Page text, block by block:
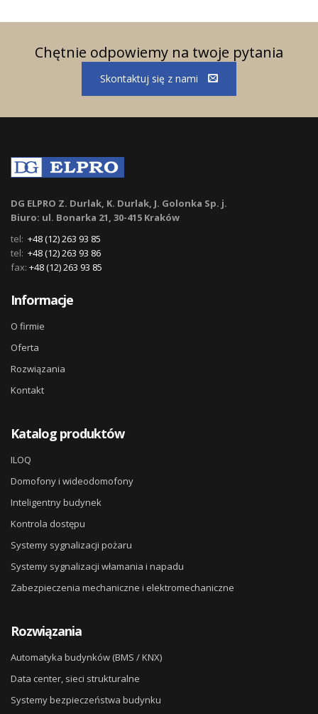
Chętnie odpowiemy na twoje pytania
Skontaktuj się z nami
DG ELPRO Z. Durlak, K. Durlak, J. Golonka Sp. j.
Biuro: ul. Bonarka 21, 30-415 Kraków
tel: +48 (12) 263 93 85
tel: +48 (12) 263 93 86
fax: +48 (12) 263 93 85
Informacje
O firmie
Oferta
Rozwiązania
Kontakt
Katalog produktów
ILOQ
Domofony i wideodomofony
Inteligentny budynek
Kontrola dostępu
Systemy sygnalizacji pożaru
Systemy sygnalizacji włamania i napadu
Zabezpieczenia mechaniczne i elektromechaniczne
Rozwiązania
Automatyka budynków (BMS / KNX)
Data center, sieci strukturalne
Systemy bezpieczeństwa budynku